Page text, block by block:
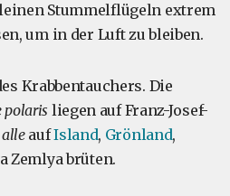
Stummelflügeln extrem
um in der Luft zu bleiben.
Krabbentauchers. Die
polaris liegen auf Franz-Josef-
aufIsland, Grönland,
Zemlya brüten.